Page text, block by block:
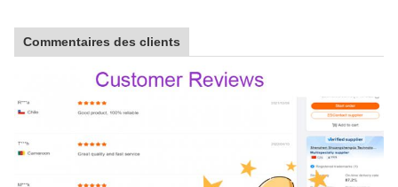
Commentaires des clients